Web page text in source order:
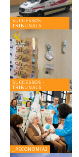
SUCCESSOS -
TRIBUNALS
SUCCESSOS -
TRIBUNALS
_PECONOMIA2